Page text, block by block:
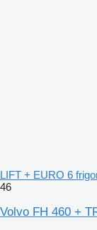
LIFT + EURO 6
46
Volvo FH 460 +